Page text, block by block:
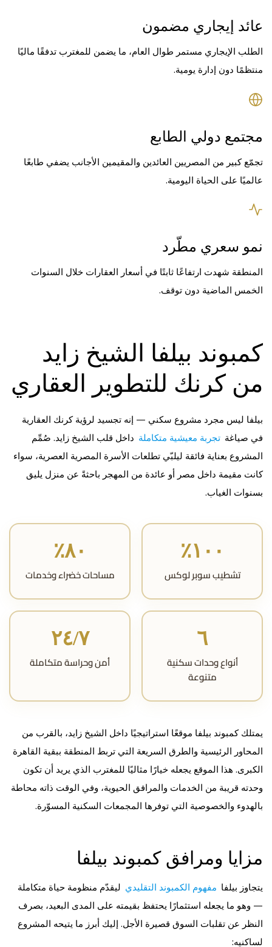
عائد إيجاري مضمون
الطلب الإيجاري مستمر طوال العام، ما يضمن للمغترب تدفقًا ماليًا
منتظمًا دون إدارة يومية.
مجتمع دولي الطابع
تجمّع كبير من المصريين العائدين والمقيمين الأجانب يضفي طابعًا
عالميًا على الحياة اليومية.
نمو سعري مطّرد
المنطقة شهدت ارتفاعًا ثابتًا في أسعار العقارات خلال السنوات
الخمس الماضية دون توقف.
كمبوند بيلفا الشيخ زايد
من كرنك للتطوير العقاري
بيلفا ليس مجرد مشروع سكني — إنه تجسيد لرؤية كرنك العقارية
في صياغة تجربة معيشية متكاملة داخل قلب الشيخ زايد. صُمِّم
المشروع بعناية فائقة ليلبّي تطلعات الأسرة المصرية العصرية، سواء
كانت مقيمة داخل مصر أو عائدة من المهجر باحثةً عن منزل يليق
بسنوات الغياب.
١٠٠٪
تشطيب سوبر لوكس
٨٠٪
مساحات خضراء وخدمات
٦
أنواع وحدات سكنية
متنوعة
٢٤/٧
أمن وحراسة متكاملة
يمتلك كمبوند بيلفا موقعًا استراتيجيًا داخل الشيخ زايد، بالقرب من
المحاور الرئيسية والطرق السريعة التي تربط المنطقة ببقية القاهرة
الكبرى. هذا الموقع يجعله خيارًا مثاليًا للمغترب الذي يريد أن تكون
وحدته قريبة من الخدمات والمرافق الحيوية، وفي الوقت ذاته محاطة
بالهدوء والخصوصية التي توفرها المجمعات السكنية المسوّرة.
مزايا ومرافق كمبوند بيلفا
يتجاوز بيلفا مفهوم الكمبوند التقليدي ليقدّم منظومة حياة متكاملة
— وهو ما يجعله استثمارًا يحتفظ بقيمته على المدى البعيد، بصرف
النظر عن تقلبات السوق قصيرة الأجل. إليك أبرز ما يتيحه المشروع
لساكنيه: